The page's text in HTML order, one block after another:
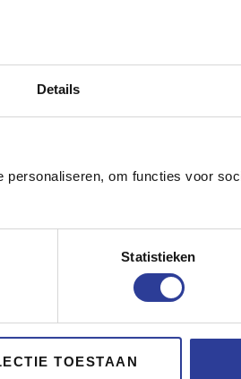
Details
om functies voor
Statistieken
TOESTAAN
Fyrir hluti sem þú
Skipuleggja
Breyttu reglum í
beint við
Meðan á
áætlaðan